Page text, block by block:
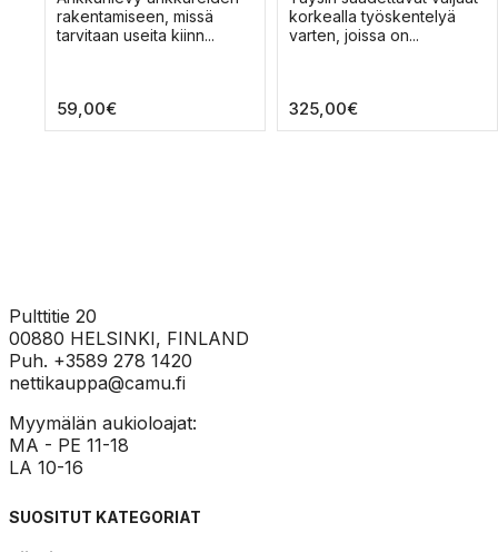
tuotteella
on
tehdä
valinnat
rakentamiseen, missä
tarvitaan useita kiinn...
59,00€
S
tuotteella
on
tehdä
valinnat
korkealla työskentelyä
varten, joissa on...
325,00€
Pulttitie 20
00880 HELSINKI, FINLAND
Puh. +3589 278 1420
nettikauppa@camu.fi
Myymälän aukioloajat:
MA - PE 11-18
LA 10-16
SUOSITUT KATEGORIAT